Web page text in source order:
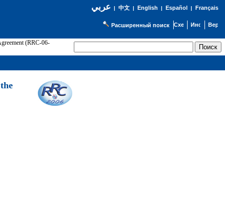
عربي| 中文| English | Español | Français
Расширенный поиск
(RRC-06-